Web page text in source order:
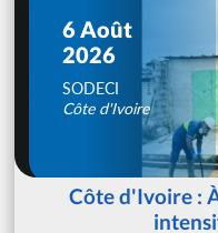
6 Août
2026
SODECI
Côte d'Ivoire
Côte d'Ivoire :